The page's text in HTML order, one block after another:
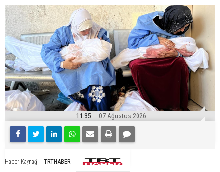
11:35 07 Ağustos 2026
Haber Kaynağı TRTHABER